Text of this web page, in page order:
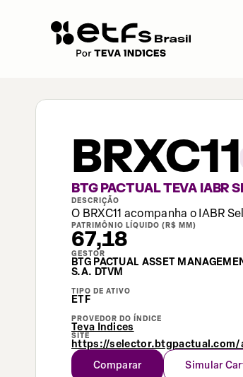
BRXC11
BTG PACTUAL TEVA IABR
DESCRIÇÃO
O BRXC11 acompanha o IABR
PATRIMÔNIO LÍQUIDO (R$ MM)
67,18
GESTOR
BTG PACTUAL ASSET
S.A. DTVM
TIPO DE ATIVO
ETF
PROVEDOR DO ÍNDICE
Teva Indices
SITE
https://
Comparar
Simular